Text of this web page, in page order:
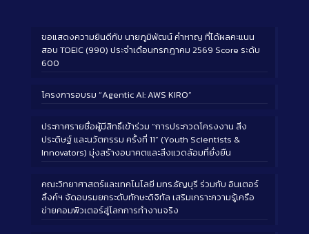
ขอแสดงความยินดีกับ นายภูมิพัฒน์ คำหาญ ที่ได้ผลคะแนน
สอบ TOEIC (990) ประจำเดือนกรกฎาคม 2569 Score ระดับ
600
โครงการอบรม “Agentic AI: AWS KIRO”
ประกาศรายชื่อผู้มีสิทธิ์เข้าร่วม “การประกวดโครงงาน สิ่ง
ประดิษฐ์ และนวัตกรรม ครั้งที่ 11” (Youth Scientists &
Innovators) มุ่งสร้างอนาคตและสิ่งแวดล้อมที่ยั่งยืน
คณะวิทยาศาสตร์และเทคโนโลยี มทร.ธัญบุรี ร่วมกับ อินเตอร์
ลิ้งค์ฯ จัดอบรมยกระดับทักษะดิจิทัล เสริมเกราะความรู้เครือ
ข่ายคอมพิวเตอร์สู่โลกการทำงานจริง